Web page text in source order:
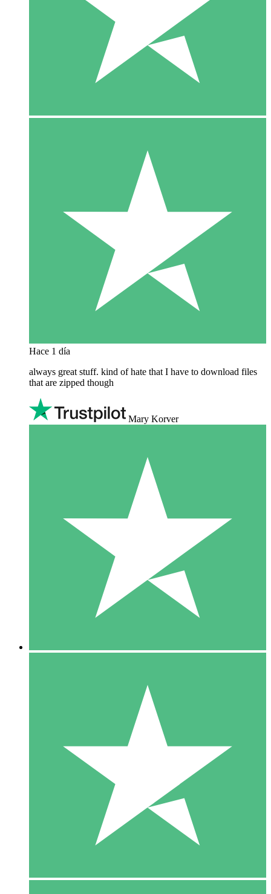
Hace 1 día
always great stuff. kind of hate that I have to download files
that are zipped though
Mary Korver